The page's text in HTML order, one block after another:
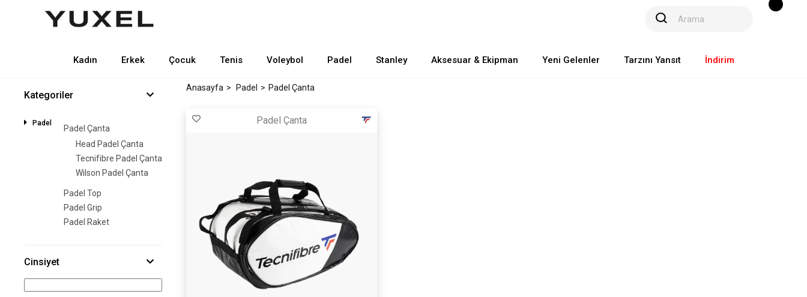
Kadın Erkek Çocuk Tenis Voleybol Padel Stanley Aksesuar & Ekipman Yeni Gelenler Tarzını Yansıt İndirim
Kategoriler
Padel
Padel Çanta
Head Padel Çanta
Tecnifibre Padel Çanta
Wilson Padel Çanta
Padel Top
Padel Grip
Padel Raket
Cinsiyet
Anasayfa Padel Padel Çanta
Padel Çanta